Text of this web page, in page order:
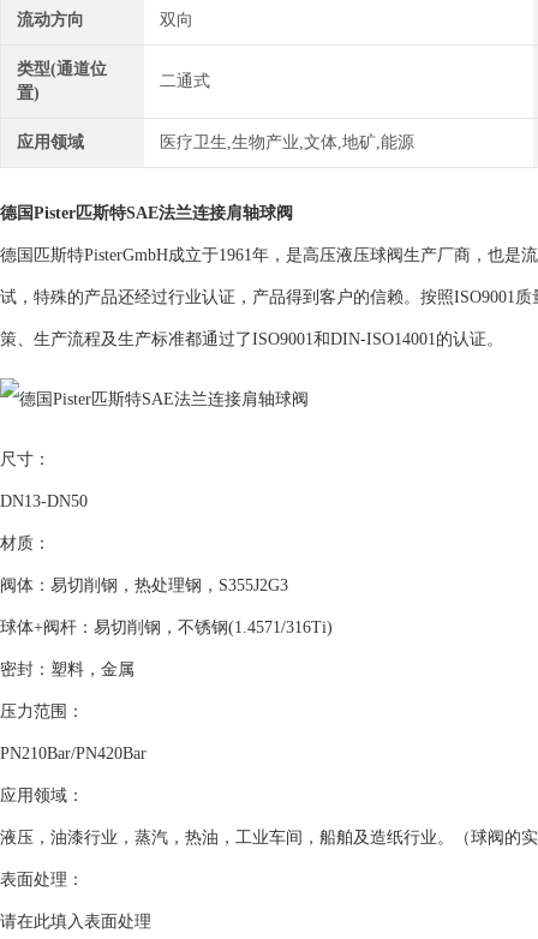
流动方向 双向
类型(通道位
置)
二通式
应用领域 医疗卫生,生物产业,文体,地矿,能源
德国Pister匹斯特SAE法兰连接肩轴球阀
德国匹斯特PisterGmbH成立于1961年，是高压液压球阀生产厂商，也
试，特殊的产品还经过行业认证，产品得到客户的信赖。按照ISO9001
策、生产流程及生产标准都通过了ISO9001和DIN-ISO14001的认证。
尺寸：
DN13-DN50
材质：
阀体：易切削钢，热处理钢，S355J2G3
球体+阀杆：易切削钢，不锈钢(1.4571/316Ti)
密封：塑料，金属
压力范围：
PN210Bar/PN420Bar
应用领域：
液压，油漆行业，蒸汽，热油，工业车间，船舶及造纸行业。（球阀的
表面处理：
请在此填入表面处理